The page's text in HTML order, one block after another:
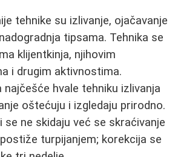
tehnike su izlivanje, ojačavanje
tipsama. Tehnika se
klijentkinja, njihovim
i drugim aktivnostima.
najčešće hvale tehniku izlivanja
oštećuju i izgledaju prirodno.
se ne skidaju već se skraćivanje
turpijanjem; korekcija se